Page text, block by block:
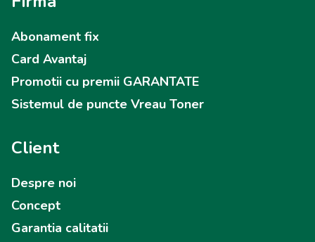
Abonament fix
Card Avantaj
Promotii cu premii GARANTATE
Sistemul de puncte Vreau Toner
Client
Despre noi
Concept
Garantia calitatii